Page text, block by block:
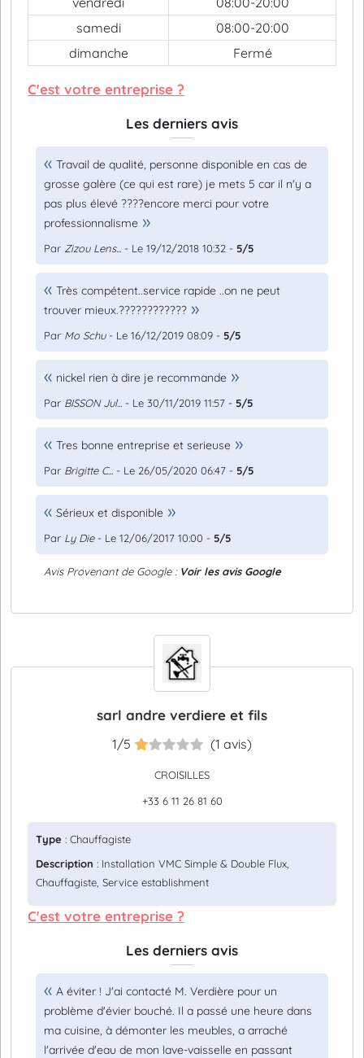
samedi
08:00-20:00
dimanche
Fermé
C'est votre entreprise ?
Les derniers avis
Travail de qualité, personne disponible en cas de
grosse galère (ce qui est rare) je mets 5 car il n'y a
pas plus élevé ????encore merci pour votre
professionnalisme
Par Zizou Lens... - Le 19/12/2018 10:32 - 5/5
Très compétent..service rapide ..on ne peut
trouver mieux.????????????
Par Mo Schu- Le 16/12/2019 08:09 - 5/5
nickel rien à dire je recommande
Par BISSON Jul... - Le 30/11/2019 11:57 - 5/5
Tres bonne entreprise et serieuse
Par Brigitte C... - Le 26/05/2020 06:47 - 5/5
Sérieux et disponible
Par Ly Die- Le 12/06/2017 10:00 - 5/5
Avis Provenant de Google : Voir les avis Google
sarl andre verdiere et fils
1/5 (1 avis)
CROISILLES
+33 6 11 26 81 60
Type : Chauffagiste
Description : Installation VMC Simple & Double Flux,
Chauffagiste, Service establishment
C'est votre entreprise ?
Les derniers avis
A éviter ! J'ai contacté M. Verdière pour un
problème d'évier bouché. Il a passé une heure dans
ma cuisine, à démonter les meubles, a arraché
l'arrivée d'eau de mon lave-vaisselle en passant